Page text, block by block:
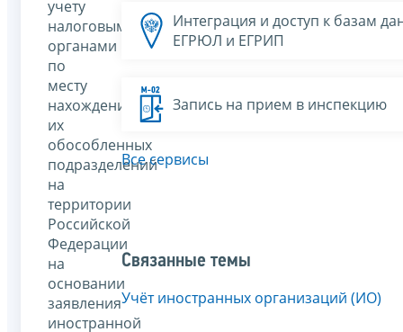
учету
налоговыми
органами
по
месту
нахождения
их
обособленных
подразделений
на
территории
Российской
Федерации
на
основании
заявления
иностранной
Интеграция и доступ к базам
ЕГРЮЛ и ЕГРИП
Запись на прием в инспекцию
Все сервисы
Связанные темы
Учёт иностранных организаций (ИО)